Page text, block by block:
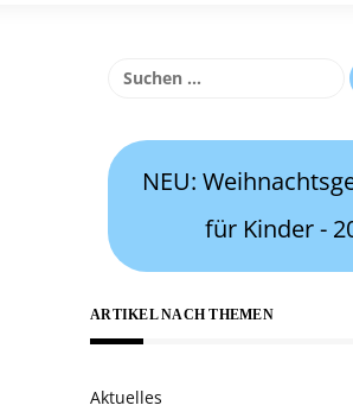
Suchen
NEU:
für Kinder -
ARTIKEL NACH THEMEN
Aktuelles